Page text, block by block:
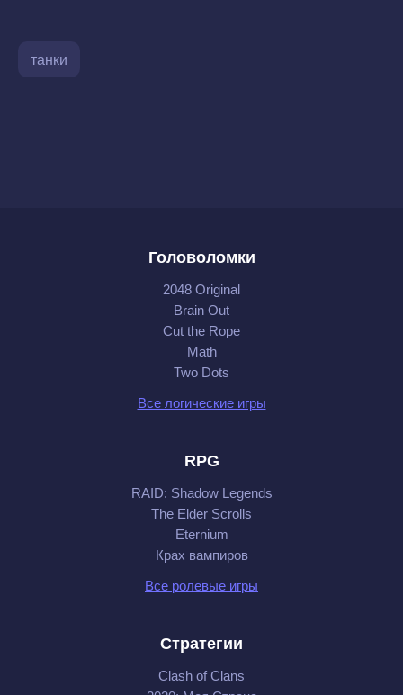
танки
Головоломки
2048 Original
Brain Out
Cut the Rope
Math
Two Dots
Все логические игры
RPG
RAID: Shadow Legends
The Elder Scrolls
Eternium
Крах вампиров
Все ролевые игры
Стратегии
Clash of Clans